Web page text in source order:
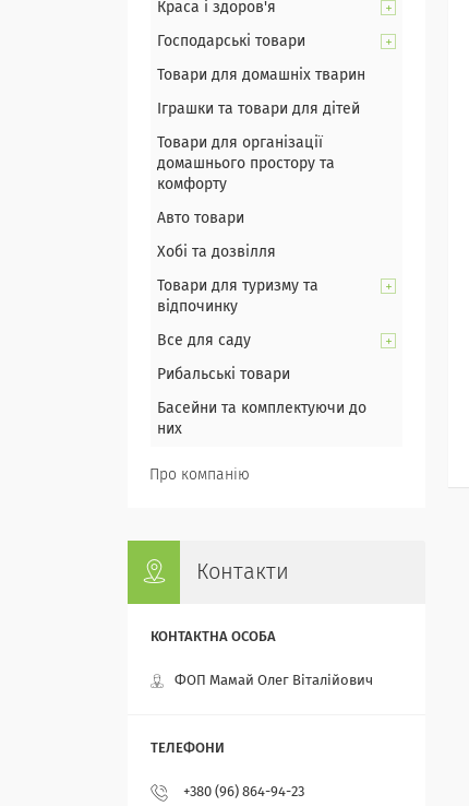
Краса і здоров'я
Господарські товари
Товари для домашніх тварин
Іграшки та товари для дітей
Товари для організації
домашнього простору та
комфорту
Авто товари
Хобі та дозвілля
Товари для туризму та
відпочинку
Все для саду
Рибальські товари
Басейни та комплектуючи до
них
Про компанію
Контакти
ФОП Мамай Олег Віталійович
+380 (96) 864-94-23